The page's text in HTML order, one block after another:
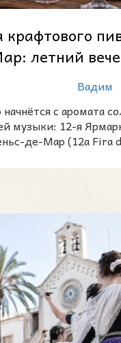
летний
и
Вадим
с аромата
музыки: 12-я
де-Мар (12a Fira